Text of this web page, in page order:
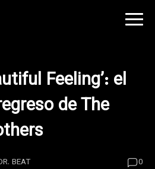
Feeling’: el
de The
BEAT 0